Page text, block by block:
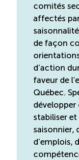
comités
affectés
de façon
d’action
faveur de
Québec.
stabiliser et
saisonnier,
d’emplois,